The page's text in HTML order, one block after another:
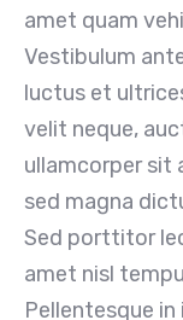
amet quam
Vestibulum
luctus et
velit neque,
ullamcorper sit
sed magna
Sed porttitor
amet nisl
Pellentesque